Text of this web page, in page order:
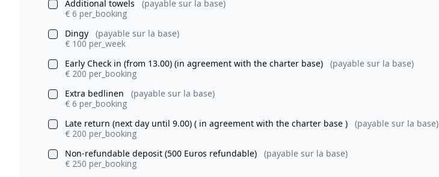
Additional towels
(payable sur la base)
€ 6 per_booking
Dingy
(payable sur la base)
€ 100 per_week
Early Check in (from 13.00) (in agreement with the charter base)
(payable sur la base)
€ 200 per_booking
Extra bedlinen
(payable sur la base)
€ 6 per_booking
Late return (next day until 9.00) ( in agreement with the charter base )
(payable sur la base)
€ 200 per_booking
Non-refundable deposit (500 Euros refundable)
(payable sur la base)
€ 250 per_booking